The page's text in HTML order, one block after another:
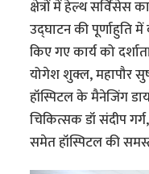
क्षेत्रों में हेल्थ सर्विसेस
उद्घाटन की पूर्णाहुति
किए गए कार्य को
योगेश शुक्ल, महापौर
हॉस्पिटल के मैनेजिंग
चिकित्सक डॉ संदीप
समेत हॉस्पिटल की